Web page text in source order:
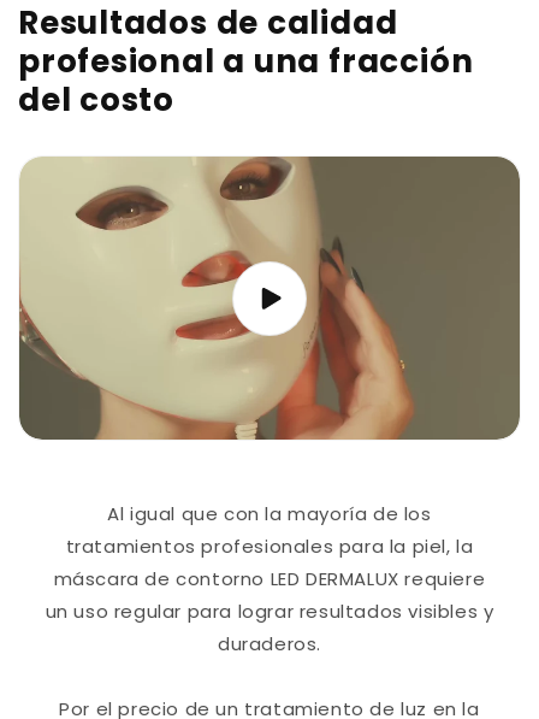
Resultados de calidad
profesional a una fracción
del costo
Al igual que con la mayoría de los
tratamientos profesionales para la piel, la
máscara de contorno LED DERMALUX requiere
un uso regular para lograr resultados visibles y
duraderos.
Por el precio de un tratamiento de luz en la